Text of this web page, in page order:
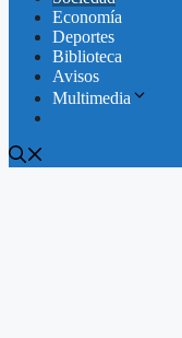
Economía
Deportes
Biblioteca
Avisos
Multimedia